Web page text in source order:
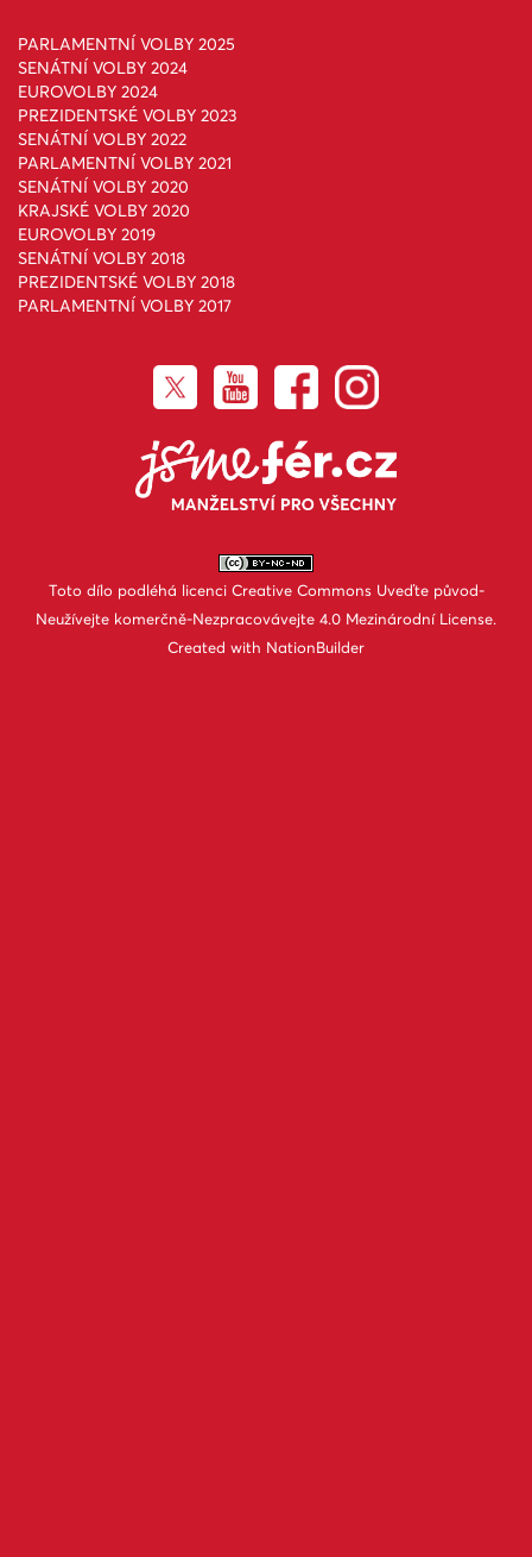
PARLAMENTNÍ VOLBY 2025
SENÁTNÍ VOLBY 2024
EUROVOLBY 2024
PREZIDENTSKÉ VOLBY 2023
SENÁTNÍ VOLBY 2022
PARLAMENTNÍ VOLBY 2021
SENÁTNÍ VOLBY 2020
KRAJSKÉ VOLBY 2020
EUROVOLBY 2019
SENÁTNÍ VOLBY 2018
PREZIDENTSKÉ VOLBY 2018
PARLAMENTNÍ VOLBY 2017
Toto dílo podléhá licenci Creative Commons Uveďte původ-
Neužívejte komerčně-Nezpracovávejte 4.0 Mezinárodní License.
Created with NationBuilder